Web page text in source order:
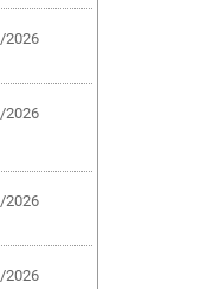
2026
2026
2026
2026